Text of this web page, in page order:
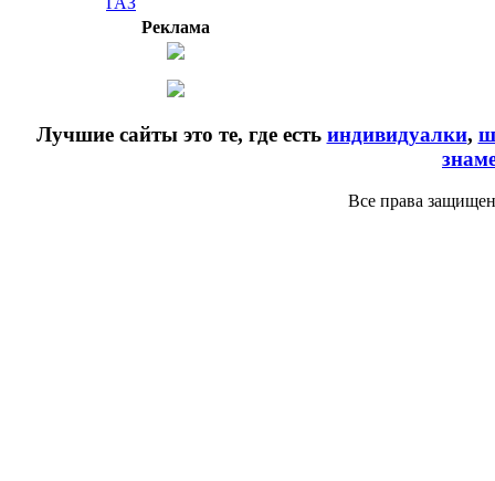
Реклама
Лучшие сайты это те, где есть индивидуалки,
Все права